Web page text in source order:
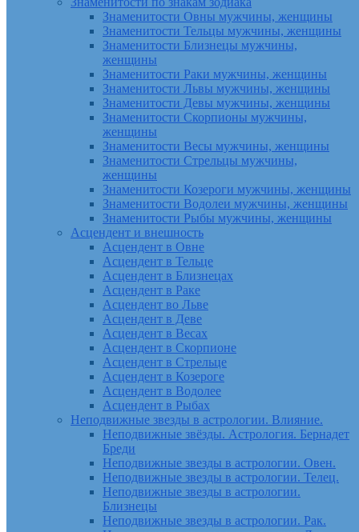
Знаменитости Овны мужчины, женщины
Знаменитости Тельцы мужчины, женщины
Знаменитости Близнецы мужчины,
женщины
Знаменитости Раки мужчины, женщины
Знаменитости Львы мужчины, женщины
Знаменитости Девы мужчины, женщины
Знаменитости Скорпионы мужчины,
женщины
Знаменитости Весы мужчины, женщины
Знаменитости Стрельцы мужчины,
женщины
Знаменитости Козероги мужчины, женщины
Знаменитости Водолеи мужчины, женщины
Знаменитости Рыбы мужчины, женщины
Асцендент и внешность
Асцендент в Овне
Асцендент в Тельце
Асцендент в Близнецах
Асцендент в Раке
Асцендент во Льве
Асцендент в Деве
Асцендент в Весах
Асцендент в Скорпионе
Асцендент в Стрельце
Асцендент в Козероге
Асцендент в Водолее
Асцендент в Рыбах
Неподвижные звезды в астрологии. Влияние.
Неподвижные звёзды. Астрология. Бернадет
Бреди
Неподвижные звезды в астрологии. Овен.
Неподвижные звезды в астрологии. Телец.
Неподвижные звезды в астрологии.
Близнецы
Неподвижные звезды в астрологии. Рак.